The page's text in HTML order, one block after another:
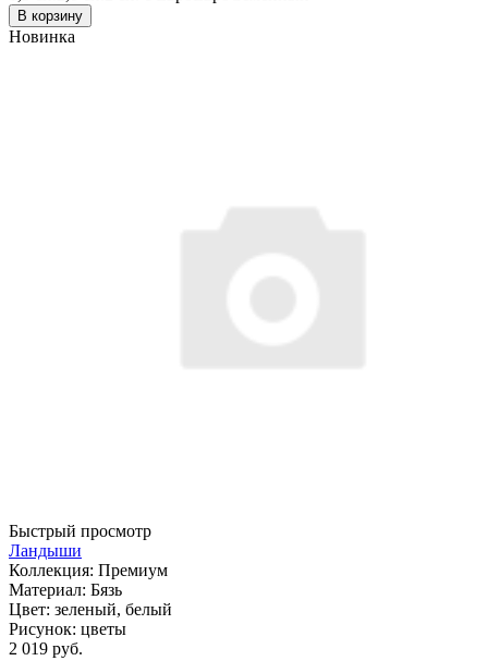
В корзину
Новинка
Быстрый просмотр
Ландыши
Коллекция: Премиум
Материал: Бязь
Цвет: зеленый, белый
Рисунок: цветы
2 019 руб.